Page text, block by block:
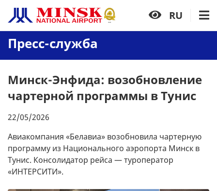
RU
Пресс-служба
Минск-Энфида: возобновление
чартерной программы в Тунис
22/05/2026
Авиакомпания «Белавиа» возобновила чартерную
программу из Национального аэропорта Минск в
Тунис. Консолидатор рейса — туроператор
«ИНТЕРСИТИ».